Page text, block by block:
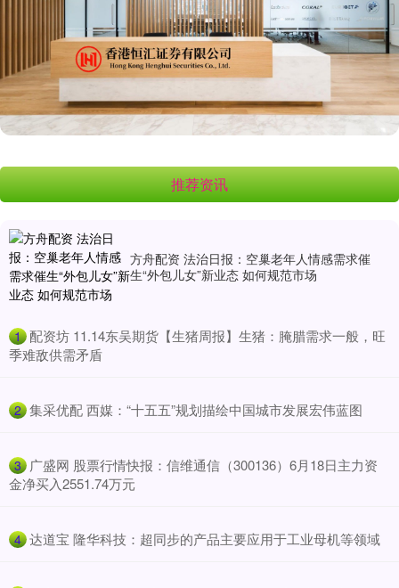
推荐资讯
方舟配资 法治日报：空巢老年人情感需求催
生“外包儿女”新业态 如何规范市场
1 ​配资坊 11.14东吴期货【生猪周报】生猪：腌腊需求一般，旺
季难敌供需矛盾
2 ​集采优配 西媒：“十五五”规划描绘中国城市发展宏伟蓝图
3 ​广盛网 股票行情快报：信维通信（300136）6月18日主力资
金净买入2551.74万元
4 ​达道宝 隆华科技：超同步的产品主要应用于工业母机等领域